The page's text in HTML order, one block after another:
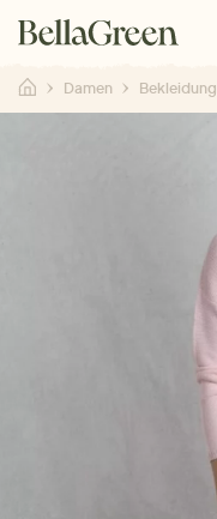
Damen Bekleidung